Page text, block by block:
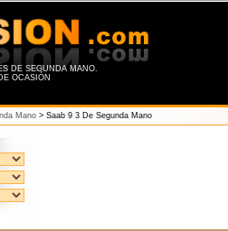
SEGUNDA MANO.
OCASIÓN
Mano > Saab 9 3 De Segunda Mano